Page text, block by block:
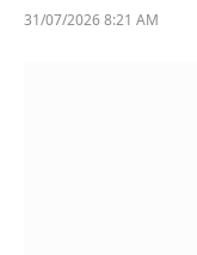
31/07/2026 8:21 AM